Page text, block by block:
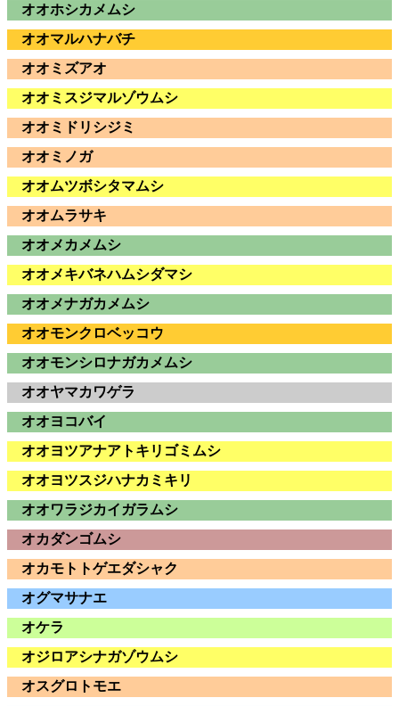
オオホシカメムシ
オオマルハナバチ
オオミズアオ
オオミスジマルゾウムシ
オオミドリシジミ
オオミノガ
オオムツボシタマムシ
オオムラサキ
オオメカメムシ
オオメキバネハムシダマシ
オオメナガカメムシ
オオモンクロベッコウ
オオモンシロナガカメムシ
オオヤマカワゲラ
オオヨコバイ
オオヨツアナアトキリゴミムシ
オオヨツスジハナカミキリ
オオワラジカイガラムシ
オカダンゴムシ
オカモトトゲエダシャク
オグマサナエ
オケラ
オジロアシナガゾウムシ
オスグロトモエ